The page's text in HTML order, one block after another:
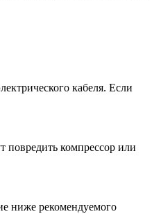
кабеля. Если
повредить компрессор или
ниже рекомендуемого